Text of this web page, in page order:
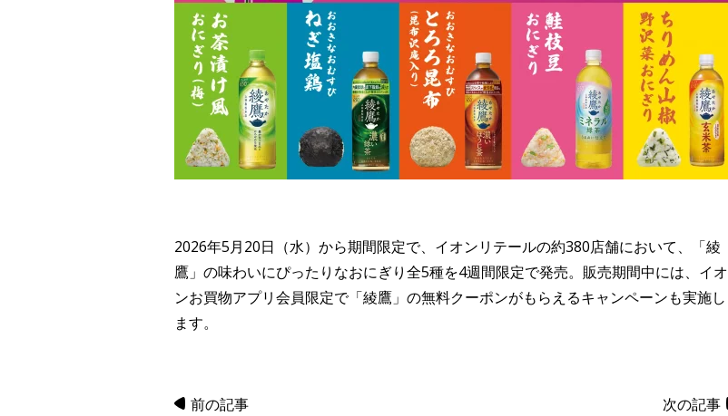
2026年5月20日（水）から期間限定で、イオンリテールの約380店舗において、「綾
鷹」の味わいにぴったりなおにぎり全5種を4週間限定で発売。販売期間中には、イオ
ンお買物アプリ会員限定で「綾鷹」の無料クーポンがもらえるキャンペーンも実施し
ます。
前の記事 次の記事